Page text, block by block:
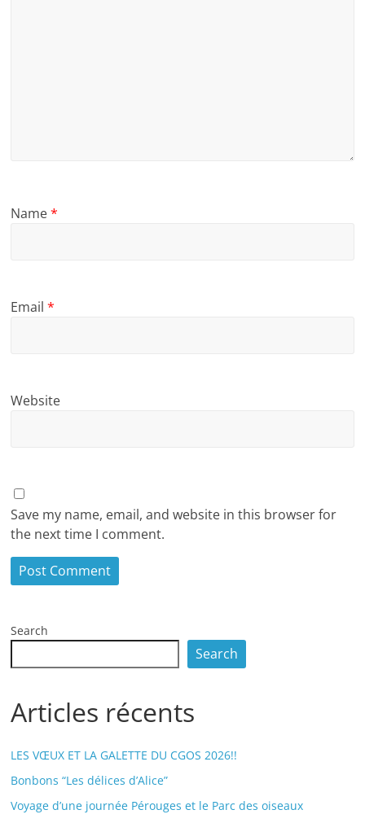
Name*
Email*
Website
Save my name, email, and website in this browser for
the next time I comment.
Search
Search
Articles récents
LES VŒUX ET LA GALETTE DU CGOS 2026!!
Bonbons “Les délices d’Alice”
Voyage d’une journée Pérouges et le Parc des oiseaux